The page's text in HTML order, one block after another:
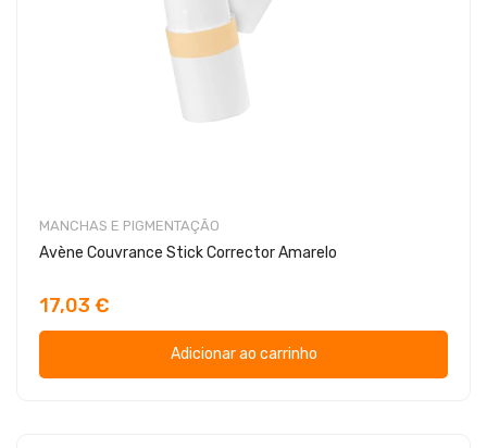
MANCHAS E PIGMENTAÇÃO
Avène Couvrance Stick Corrector Amarelo
17,03 €
Adicionar ao carrinho